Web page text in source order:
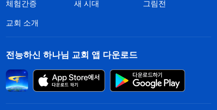
체험간증 새 시대 그림전
교회 소개
전능하신 하나님 교회 앱 다운로드